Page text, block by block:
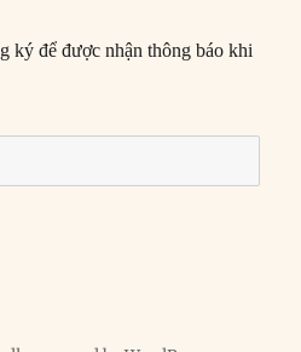
ký để được nhận thông báo khi